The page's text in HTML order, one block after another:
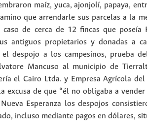
maíz, yuca, ajonjolí, papaya,
que arrendarle sus parcelas a la
caso de cerca de 12 fincas que
antiguos propietarios y donadas a
despojo a los campesinos, prueba
Mancuso al municipio de
el Cairo Ltda. y Empresa Agrícola
excusa de que “él no obligaba a
Esperanza los despojos
incluso mediante pagos en dólares,